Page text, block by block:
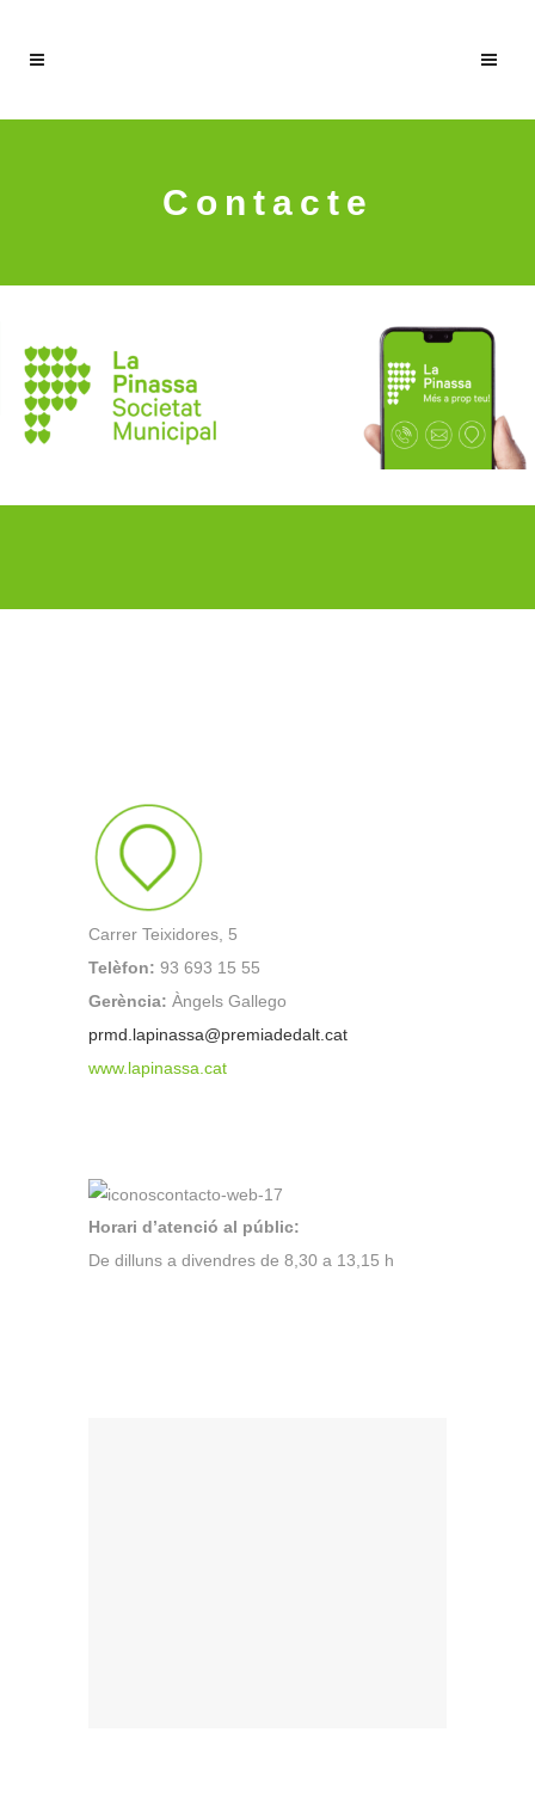
Contacte
Carrer Teixidores, 5
Telèfon: 93 693 15 55
Gerència: Àngels Gallego
prmd.lapinassa@premiadedalt.cat
www.lapinassa.cat
Horari d’atenció al públic:
De dilluns a divendres de 8,30 a 13,15 h